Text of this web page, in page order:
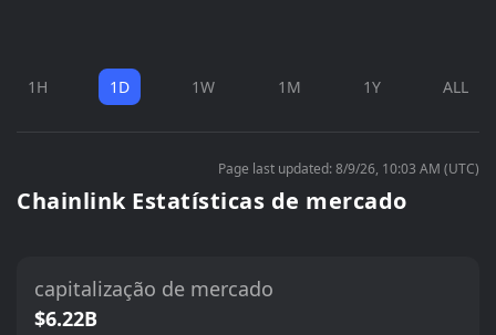
1H 1D 1W 1M 1Y ALL
Page last updated: 8/9/26, 10:03 AM (UTC)
Chainlink Estatísticas de mercado
capitalização de mercado
$6.22B